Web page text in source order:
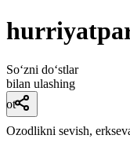
So‘zni do‘stlar
bilan ulashing
ot
Ozodlikni sevish,